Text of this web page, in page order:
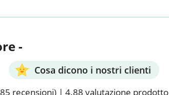
-
Cosa dicono i nostri clienti
recensioni) | 4.88 valutazione prodotto